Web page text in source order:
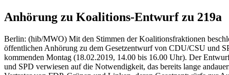
Anhörung zu Koalitions-Entwurf zu 219a
Berlin: (hib/MWO) Mit den Stimmen der Koalitionsfraktionen
öffentlichen Anhörung zu dem Gesetzentwurf von CDU/CSU und
kommenden Montag (18.02.2019, 14.00 bis 16.00 Uhr). Der
und SPD verwiesen auf die Notwendigkeit, das bereits lange